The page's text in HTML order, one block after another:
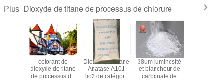
Plus Dioxyde de titane de processus de chlorure
colorant de
dioxyde de titane
de processus de
Dioxyde de titane
Anatase A101
Tio2 de catégorie
38um luminosité
et blancheur de
carbonate de